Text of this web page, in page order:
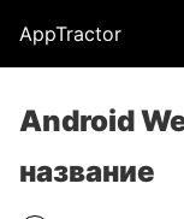
AppTractor
Android
название